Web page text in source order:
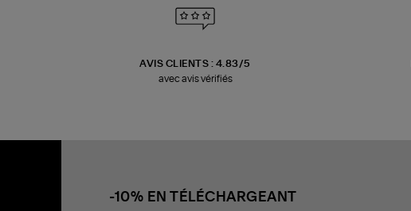
AVIS CLIENTS : 4.83/5
avec avis vérifiés
-10% EN TÉLÉCHARGEANT